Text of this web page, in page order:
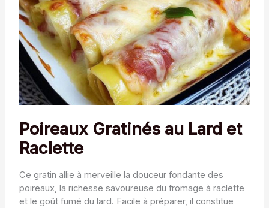
Poireaux Gratinés au Lard et
Raclette
Ce gratin allie à merveille la douceur fondante des
poireaux, la richesse savoureuse du fromage à raclette
et le goût fumé du lard. Facile à préparer, il constitue